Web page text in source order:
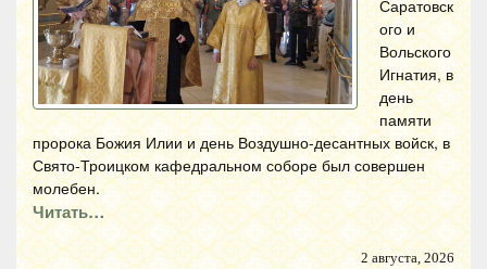
Саратовск
ого и
Вольского
Игнатия, в
день
памяти
пророка Божия Илии и день Воздушно-десантных войск, в
Свято-Троицком кафедральном соборе был совершен
молебен.
Читать…
2 августа, 2026